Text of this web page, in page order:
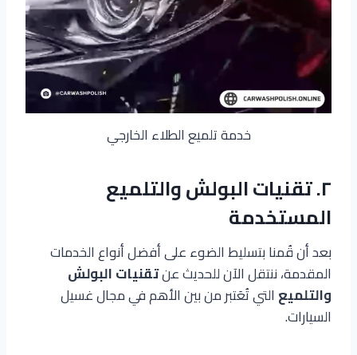
خدمة تلميع الطلاء الخارجي
٢. تقنيات البولش والتلميع
المستخدمة
بعد أن قُمنا بتسليط الضوء على أفضل أنواع الخدمات
المقدمة، ننتقل الآن للحديث عنتقنيات البولش
والتلميع التي تُعَتبر من بين الأهم في مجال غسيل
السيارات.